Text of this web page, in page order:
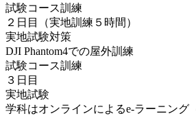
試験コース訓練
２日目（実地訓練５時間）
実地試験対策
DJI Phantom4での屋外訓練
試験コース訓練
３日目
実地試験
学科はオンラインによるe-ラーニング